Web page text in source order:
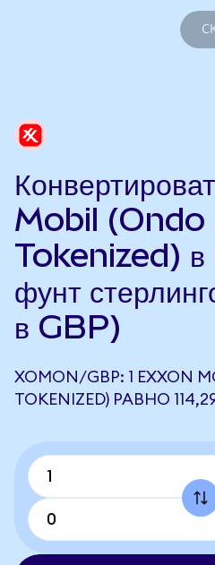
Mobil (Ondo
Tokenized) в
фунт
в GBP)
XOMON/GBP: 1 EXXON
TOKENIZED) РАВНО